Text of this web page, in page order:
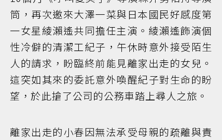
筒，再次邀來大澤一菜與日本國民好感度第
一女星綾瀨遙共同擔任主演。綾瀨遙飾演個
性冷僻的清潔工紀子，午休時意外接受陌生
人的請求，盼臨終前能見離家出走的女兒。
這突如其來的委託意外喚醒紀子對生命的盼
望，於此搶了公司的公務車踏上尋人之旅。
離家出走的小春因無法承受母親的疏離與責